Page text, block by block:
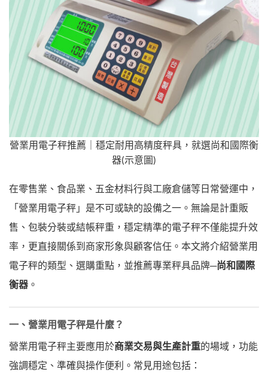
營業用電子秤推薦｜穩定耐用高精度秤具，就選尚和國際衡
器(示意圖)
在零售業、食品業、五金材料行與工廠倉儲等日常營運中，
「營業用電子秤」是不可或缺的設備之一。無論是計重販
售、包裝分裝或結帳秤重，穩定精準的電子秤不僅能提升效
率，更直接關係到商家形象與顧客信任。本文將介紹營業用
電子秤的類型、選購重點，並推薦專業秤具品牌─尚和國際
衡器 。
一、營業用電子秤是什麼？
營業用電子秤主要應用於商業交易與生產計重的場域，功能
強調穩定、準確與操作便利。常見用途包括：